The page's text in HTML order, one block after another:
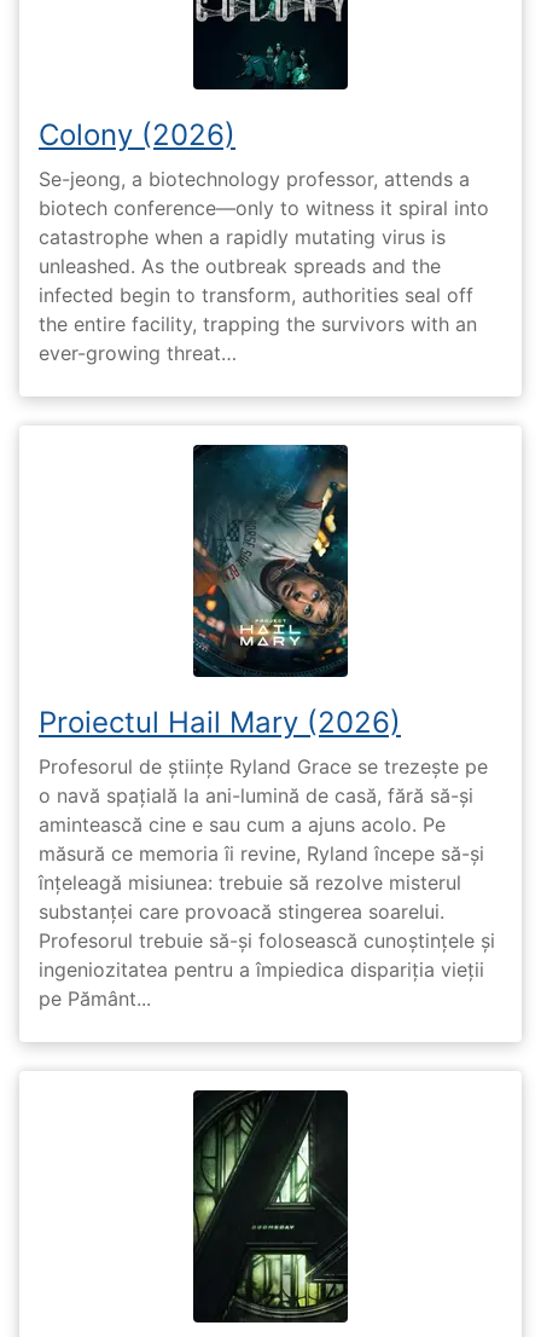
Colony (2026)
Se-jeong, a biotechnology professor, attends a
biotech conference—only to witness it spiral into
catastrophe when a rapidly mutating virus is
unleashed. As the outbreak spreads and the
infected begin to transform, authorities seal off
the entire facility, trapping the survivors with an
ever-growing threat…
Proiectul Hail Mary (2026)
Profesorul de științe Ryland Grace se trezește pe
o navă spațială la ani-lumină de casă, fără să-și
amintească cine e sau cum a ajuns acolo. Pe
măsură ce memoria îi revine, Ryland începe să-și
înțeleagă misiunea: trebuie să rezolve misterul
substanței care provoacă stingerea soarelui.
Profesorul trebuie să-și folosească cunoștințele și
ingeniozitatea pentru a împiedica dispariția vieții
pe Pământ...